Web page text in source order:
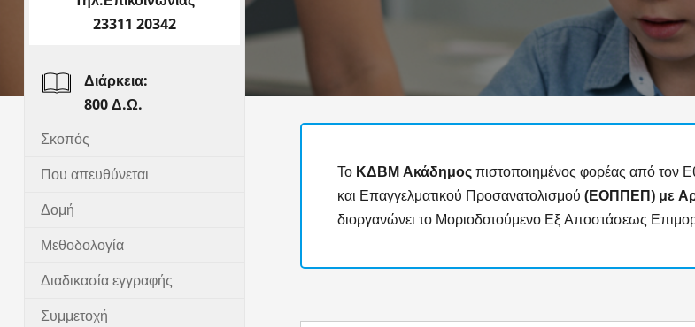
23311 20342
Διάρκεια:
800 Δ.Ω.
Σκοπός
Που απευθύνεται
Δομή
Μεθοδολογία
Διαδικασία εγγραφής
Συμμετοχή
Το ΚΔΒΜΑκάδημοςπιστοποιημένος φορέας από τον
και Επαγγελματικού Προσανατολισμού (ΕΟΠΠΕΠ) με
διοργανώνει το Μοριοδοτούμενο Εξ Αποστάσεως